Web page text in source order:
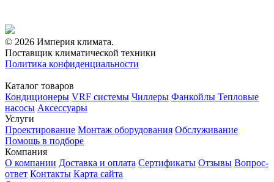
© 2026 Империя климата.
Поставщик климатической техники
Политика конфиденциальности
Каталог товаров
Кондиционеры VRF системы Чиллеры Фанкойлы Тепловые
насосы Аксессуары
Услуги
Проектирование Монтаж оборудования Обслуживание
Помощь в подборе
Компания
О компании Доставка и оплата Сертификаты Отзывы Вопрос-
ответ Контакты Карта сайта